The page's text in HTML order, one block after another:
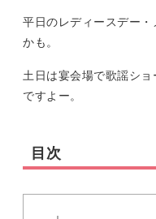
平日のレディースデー
かも。
土日は宴会場で歌謡シ
ですよー。
目次